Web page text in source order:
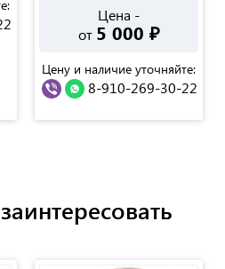
Цена -
от 5 000 ₽
Цену и наличие уточняйте:
8-910-269-30-22